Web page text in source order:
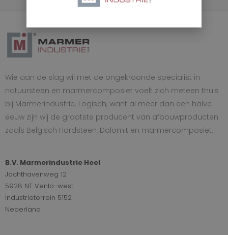
Wie aan de slag wil met de ongekroonde specialist in
natuursteen en marmercomposiet voelt zich meteen thuis
bij Marmerindustrie. Logisch, want al meer dan een halve
eeuw zijn wij de grootste producent van afbouwproducten
zoals Belgisch Hardsteen, Dolomit en marmercomposiet.
B.V. Marmerindustrie Heel
Jachthavenweg 12
5928 NT Venlo-west
Industrieterrein 5152
Nederland